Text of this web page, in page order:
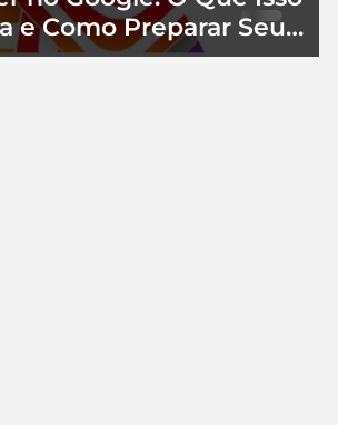
e Como Preparar Seu